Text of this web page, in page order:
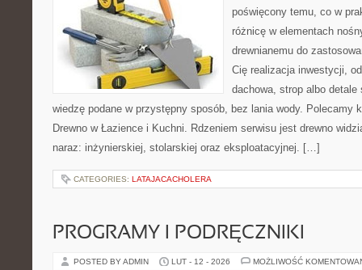
poświęcony temu, co w
różnicę w elementach
drewnianemu do
Cię realizacja inwestycji,
dachowa, strop albo
wiedzę podane w przystępny sposób, bez lania wody. Polecamy
Drewno w Łazience i Kuchni. Rdzeniem serwisu jest drewno
naraz: inżynierskiej, stolarskiej oraz eksploatacyjnej. […]
CATEGORIES: LATAJACACHOLERA
PROGRAMY I PODRĘCZNIKI
POSTED BY ADMIN LUT - 12 - 2026 MOŻLIWOŚĆ